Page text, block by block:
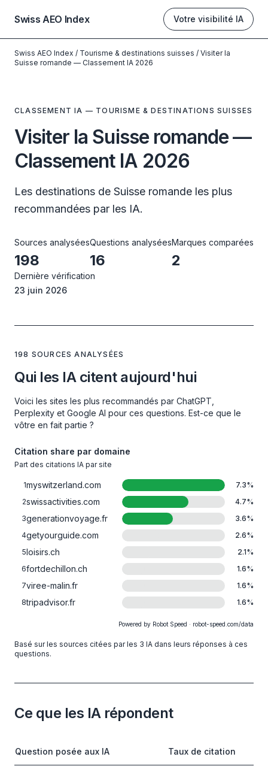
Swiss AEO Index Votre visibilité IA
Swiss AEO Index / Tourisme & destinations suisses / Visiter la
Suisse romande — Classement IA 2026
CLASSEMENT IA — TOURISME & DESTINATIONS SUISSES
Visiter la Suisse romande —
Classement IA 2026
Les destinations de Suisse romande les plus
recommandées par les IA.
Sources analysées
198
Questions analysées
16
Marques comparées
2
Dernière vérification
23 juin 2026
198 SOURCES ANALYSÉES
Qui les IA citent aujourd'hui
Voici les sites les plus recommandés par ChatGPT,
Perplexity et Google AI pour ces questions. Est-ce que le
vôtre en fait partie ?
Citation share par domaine
Part des citations IA par site
1myswitzerland.com 7.3%
2swissactivities.com 4.7%
3generationvoyage.fr 3.6%
4getyourguide.com 2.6%
5loisirs.ch 2.1%
6fortdechillon.ch 1.6%
7viree-malin.fr 1.6%
8tripadvisor.fr 1.6%
Powered by Robot Speed · robot-speed.com/data
Basé sur les sources citées par les 3 IA dans leurs réponses à ces
questions.
Ce que les IA répondent
Question posée aux IA Taux de citation